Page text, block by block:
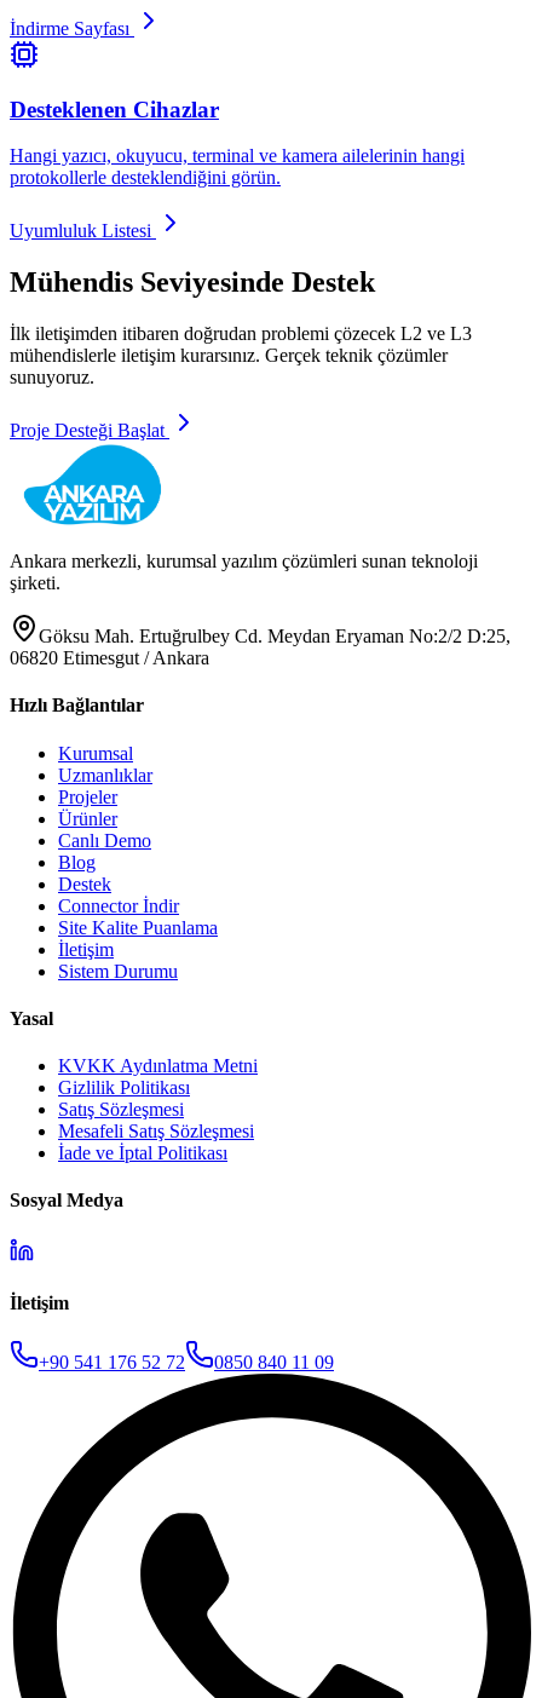
İndirme Sayfası
Desteklenen Cihazlar
Hangi yazıcı, okuyucu, terminal ve kamera ailelerinin hangi
protokollerle desteklendiğini görün.
Uyumluluk Listesi
Mühendis Seviyesinde Destek
İlk iletişimden itibaren doğrudan problemi çözecek L2 ve L3
mühendislerle iletişim kurarsınız. Gerçek teknik çözümler
sunuyoruz.
Proje Desteği Başlat
Ankara merkezli, kurumsal yazılım çözümleri sunan teknoloji
şirketi.
Göksu Mah. Ertuğrulbey Cd. Meydan Eryaman No:2/2 D:25,
06820 Etimesgut / Ankara
Hızlı Bağlantılar
Kurumsal
Uzmanlıklar
Projeler
Ürünler
Canlı Demo
Blog
Destek
Connector İndir
Site Kalite Puanlama
İletişim
Sistem Durumu
Yasal
KVKK Aydınlatma Metni
Gizlilik Politikası
Satış Sözleşmesi
Mesafeli Satış Sözleşmesi
İade ve İptal Politikası
Sosyal Medya
İletişim
+90 541 176 52 72 0850 840 11 09